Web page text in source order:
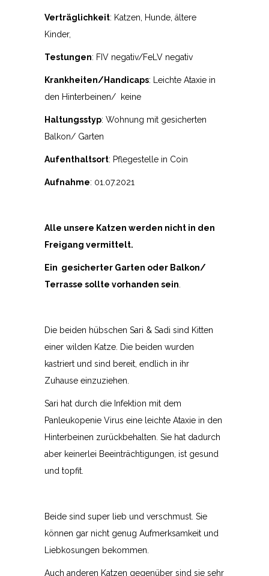
Verträglichkeit: Katzen, Hunde, ältere
Kinder,
Testungen: FIV negativ/FeLV negativ
Krankheiten/Handicaps: Leichte Ataxie in
den Hinterbeinen/ keine
Haltungsstyp: Wohnung mit gesicherten
Balkon/ Garten
Aufenthaltsort: Pflegestelle in Coin
Aufnahme: 01.07.2021
Alle unsere Katzen werden nicht in den
Freigang vermittelt.
Ein gesicherter Garten oder Balkon/
Terrasse sollte vorhanden sein
Die beiden hübschen Sari & Sadi sind Kitten
einer wilden Katze. Die beiden wurden
kastriert und sind bereit, endlich in ihr
Zuhause einzuziehen.
Sari hat durch die Infektion mit dem
Panleukopenie Virus eine leichte Ataxie in den
Hinterbeinen zurückbehalten. Sie hat dadurch
aber keinerlei Beeinträchtigungen, ist gesund
und topfit.
Beide sind super lieb und verschmust. Sie
können gar nicht genug Aufmerksamkeit und
Liebkosungen bekommen.
Auch anderen Katzen gegenüber sind sie sehr